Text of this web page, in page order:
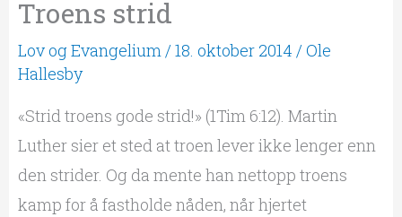
Troens strid
Lov og Evangelium /18. oktober 2014 /Ole
Hallesby
«Strid troens gode strid!» (1Tim 6:12). Martin
Luther sier et sted at troen lever ikke lenger enn
den strider. Og da mente han nettopp troens
kamp for å fastholde nåden, når hjertet